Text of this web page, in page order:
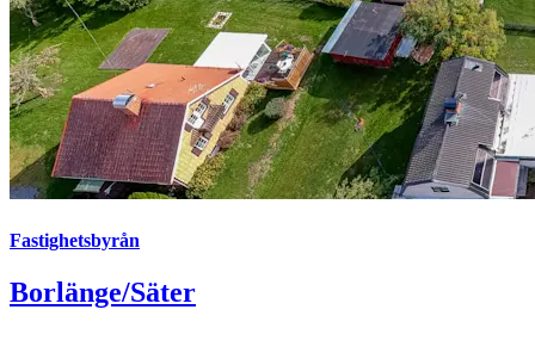
Fastighetsbyrån
Borlänge/Säter